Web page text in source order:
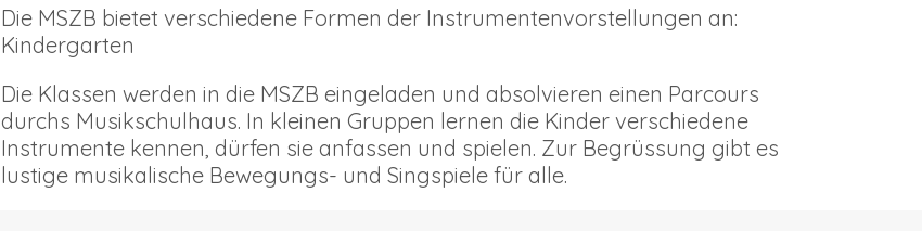
Die MSZB bietet verschiedene Formen der Instrumentenvorstellungen an:
Kindergarten
Die Klassen werden in die MSZB eingeladen und absolvieren einen Parcours
durchs Musikschulhaus. In kleinen Gruppen lernen die Kinder verschiedene
Instrumente kennen, dürfen sie anfassen und spielen. Zur Begrüssung gibt es
lustige musikalische Bewegungs- und Singspiele für alle.